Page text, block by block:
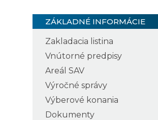
ZÁKLADNÉ INFORMÁCIE
Zakladacia listina
Vnútorné predpisy
Areál SAV
Výročné správy
Výberové konania
Dokumenty